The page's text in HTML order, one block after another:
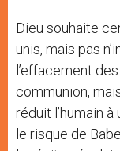
Dieu souhaite
unis, mais pas
l’effacement
communion,
réduit l’humain
le risque de